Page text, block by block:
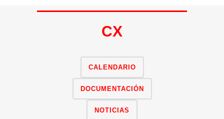
CX
CALENDARIO
DOCUMENTACIÓN
NOTICIAS